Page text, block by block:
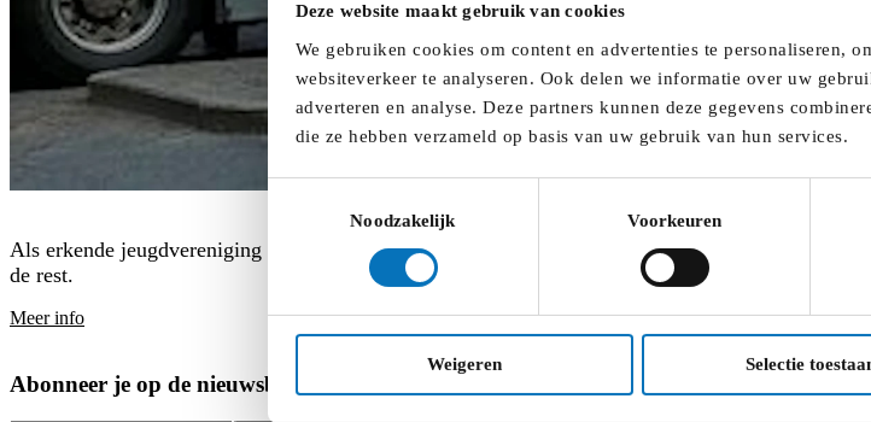
Deze website maakt gebruik van cookies
We gebruiken cookies om content en advertenties te personaliseren,
websiteverkeer te analyseren. Ook delen we informatie over uw
adverteren en analyse. Deze partners kunnen deze gegevens
die ze hebben verzameld op basis van uw gebruik van hun services.
Toestemmingsselectie
Noodzakelijk
Voorkeuren
Weigeren Selectie
Als erkende jeugdvereniging betaal je slechts het standaard groepstarief (2,2 euro per persoon
de rest.
Meer info
Abonneer je op de nieuwsbrief